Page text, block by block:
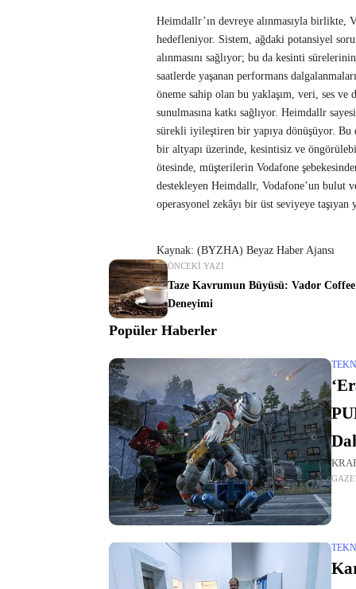
Heimdallr’ın devreye alınmasıyla
hedefleniyor. Sistem, ağdaki potansiyel
alınmasını sağlıyor; bu da kesinti
saatlerde yaşanan performans
öneme sahip olan bu yaklaşım, veri, ses
sunulmasına katkı sağlıyor. Heimdallr
sürekli iyileştiren bir yapıya dönüşüyor.
bir altyapı üzerinde, kesintisiz ve
ötesinde, müşterilerin Vodafone
destekleyen Heimdallr, Vodafone’un bulut
operasyonel zekâyı bir üst seviyeye
Kaynak: (BYZHA) Beyaz Haber Ajansı
ÖNCEKI YAZI
Taze Kavrumun Büyüsü: Vador Coffee
Deneyimi
Popüler Haberler